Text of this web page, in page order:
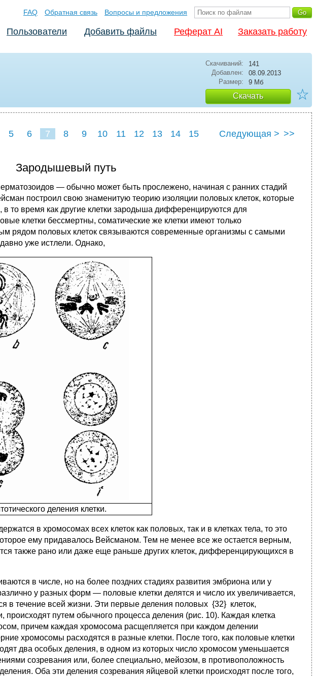
FAQ Обратная связь Вопросы и предложения
Пользователи Добавить файлы Реферат AI Заказать работу
Скачиваний:
141
Добавлен:
08.09.2013
Размер:
9 Мб
Скачать ☆
5 6 7 8 9 10 11 12 13 14
15
Следующая > >>
Зародышевый путь
— обычно может быть прослежено, начиная с ранних стадий
построил свою знаменитую теорию изоляции половых клеток, которые
то время как другие клетки зародыша дифференцируются для
клетки бессмертны, соматические же клетки имеют только
рядом половых клеток связываются современные организмы с самыми
уже истлели. Однако,
деления клетки.
в хромосомах всех клеток как половых, так и в клетках тела, то это
ему придавалось Вейсманом. Тем не менее все же остается верным,
также рано или даже еще раньше других клеток, дифференцирующихся в
в числе, но на более поздних стадиях развития эмбриона или у
у разных форм — половые клетки делятся и число их увеличивается,
в течение всей жизни. Эти первые деления половых {32} клеток,
путем обычного процесса деления (рис. 10). Каждая клетка
причем каждая хромосома расщепляется при каждом делении
хромосомы расходятся в разные клетки. После того, как половые клетки
два особых деления, в одном из которых число хромосом уменьшается
созревания или, более специально, мейозом, в противоположность
Оба эти деления созревания яйцевой клетки происходят после того,